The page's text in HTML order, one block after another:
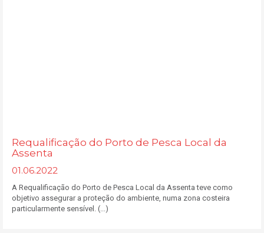
Requalificação do Porto de Pesca Local da
Assenta
01.06.2022
A Requalificação do Porto de Pesca Local da Assenta teve como
objetivo assegurar a proteção do ambiente, numa zona costeira
particularmente sensível. (...)